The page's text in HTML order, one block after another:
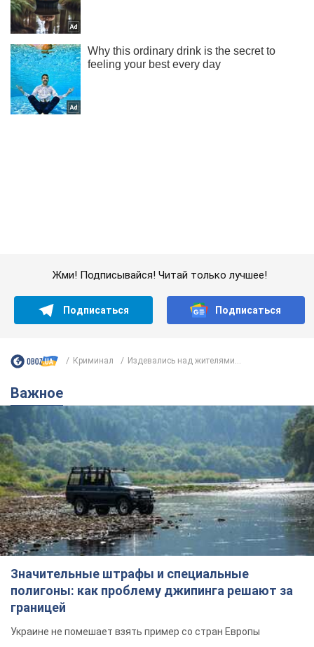
Значительные штрафы и специальные
полигоны: как проблему джипинга решают за
границей
Украине не помешает взять пример со стран Европы
8.08.2026 05:10 2,6 т.
В Прикарпатье после аномальной
жары прошел сильный ливень:
дороги превратились в реки. Видео
Непогода обрушилась на Ивано-Франковскую